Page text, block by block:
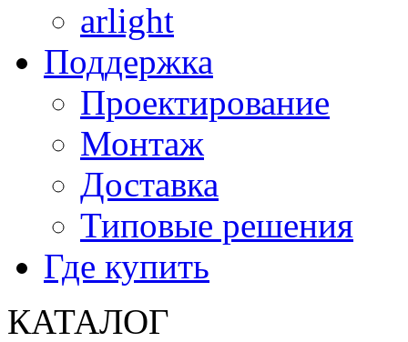
arlight
Поддержка
Проектирование
Монтаж
Доставка
Типовые решения
Где купить
КАТАЛОГ